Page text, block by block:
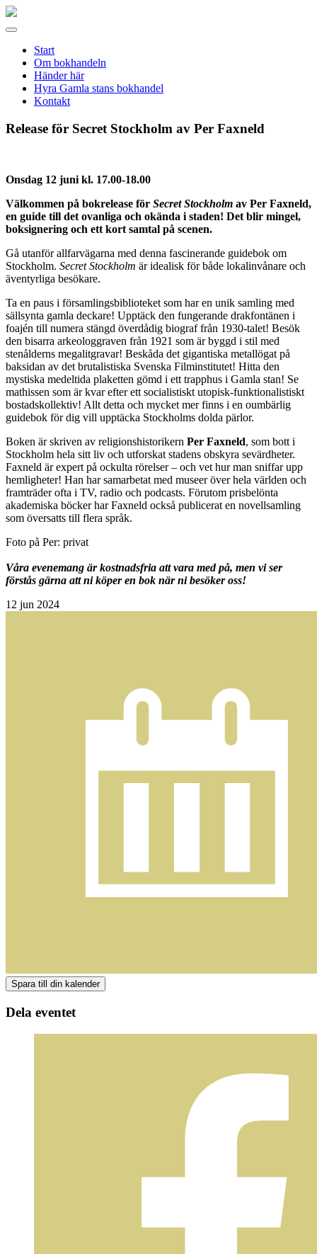
Gamla
Meny
Start
Om bokhandeln
Händer här
Hyra Gamla stans bokhandel
Kontakt
Release för Secret Stockholm av Per Faxneld
Onsdag 12 juni kl. 17.00-18.00
Välkommen på bokrelease för Secret Stockholm av Per Faxneld,
en guide till det ovanliga och okända i staden! Det blir mingel,
boksignering och ett kort samtal på scenen.
Gå utanför allfarvägarna med denna fascinerande guidebok om
Stockholm. Secret Stockholm är idealisk för både lokalinvånare och
äventyrliga besökare.
Ta en paus i församlingsbiblioteket som har en unik samling med
sällsynta gamla deckare! Upptäck den fungerande drakfontänen i
foajén till numera stängd överdådig biograf från 1930-talet! Besök
den bisarra arkeologgraven från 1921 som är byggd i stil med
stenålderns megalitgravar! Beskåda det gigantiska metallögat på
baksidan av det brutalistiska Svenska Filminstitutet! Hitta den
mystiska medeltida plaketten gömd i ett trapphus i Gamla stan! Se
mathissen som är kvar efter ett socialistiskt utopisk-funktionalistiskt
bostadskollektiv! Allt detta och mycket mer finns i en oumbärlig
guidebok för dig vill upptäcka Stockholms dolda pärlor.
Boken är skriven av religionshistorikern Per Faxneld, som bott i
Stockholm hela sitt liv och utforskat stadens obskyra sevärdheter.
Faxneld är expert på ockulta rörelser – och vet hur man sniffar upp
hemligheter! Han har samarbetat med museer över hela världen och
framträder ofta i TV, radio och podcasts. Förutom prisbelönta
akademiska böcker har Faxneld också publicerat en novellsamling
som översatts till flera språk.
Foto på Per: privat
Våra evenemang är kostnadsfria att vara med på, men vi ser
förstås gärna att ni köper en bok när ni besöker oss!
12 jun 2024
Dela eventet